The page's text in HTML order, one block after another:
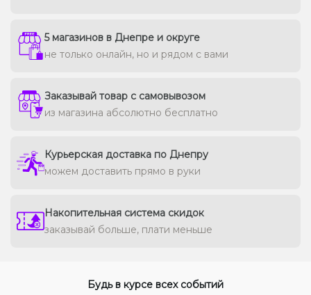
5 магазинов в Днепре и округе
не только онлайн, но и рядом с вами
Заказывай товар с самовывозом
из магазина абсолютно бесплатно
Курьерская доставка по Днепру
можем доставить прямо в руки
Накопительная система скидок
заказывай больше, плати меньше
Будь в курсе всех событий